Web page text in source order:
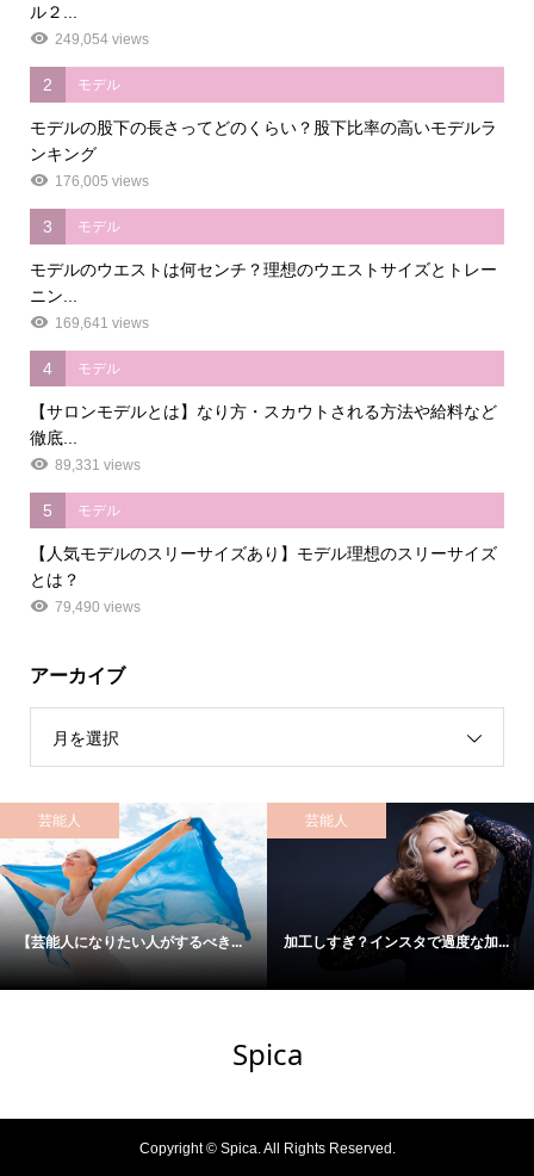
ル２...
249,054 views
2 モデル
モデルの股下の長さってどのくらい？股下比率の高いモデルラ
ンキング
176,005 views
3 モデル
モデルのウエストは何センチ？理想のウエストサイズとトレー
ニン...
169,641 views
4 モデル
【サロンモデルとは】なり方・スカウトされる方法や給料など
徹底...
89,331 views
5 モデル
【人気モデルのスリーサイズあり】モデル理想のスリーサイズ
とは？
79,490 views
アーカイブ
月を選択
べき...
芸能人
加工しすぎ？インスタで過度な加...
モデル
ポージングをマスターして
Spica
Copyright ©Spica. All Rights Reserved.
スカウト